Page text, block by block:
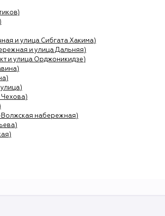
и улица Сибгата Хакима)
и улица Дальняя)
и улица Орджоникидзе)
набережная)